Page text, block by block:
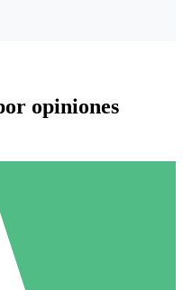
Individuales
opiniones